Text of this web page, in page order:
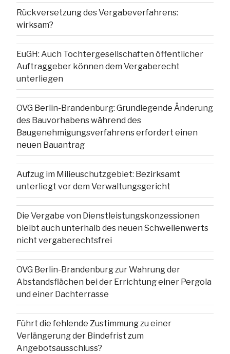
Rückversetzung des Vergabeverfahrens:
wirksam?
EuGH: Auch Tochtergesellschaften öffentlicher
Auftraggeber können dem Vergaberecht
unterliegen
OVG Berlin-Brandenburg: Grundlegende Änderung
des Bauvorhabens während des
Baugenehmigungsverfahrens erfordert einen
neuen Bauantrag
Aufzug im Milieuschutzgebiet: Bezirksamt
unterliegt vor dem Verwaltungsgericht
Die Vergabe von Dienstleistungskonzessionen
bleibt auch unterhalb des neuen Schwellenwerts
nicht vergaberechtsfrei
OVG Berlin-Brandenburg zur Wahrung der
Abstandsflächen bei der Errichtung einer Pergola
und einer Dachterrasse
Führt die fehlende Zustimmung zu einer
Verlängerung der Bindefrist zum
Angebotsausschluss?